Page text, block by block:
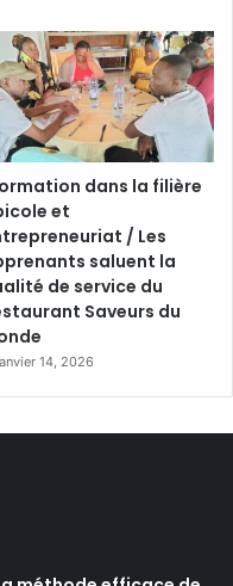
dans la filière
et
/ Les
saluent la
de service du
Saveurs du
14, 2026